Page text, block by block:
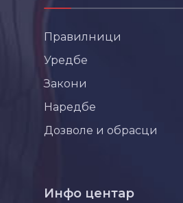
Правилници
Уредбе
Закони
Наредбе
Дозволе и обрасци
Инфо центар